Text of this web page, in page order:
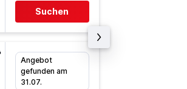
Suchen
Angebot
gefunden am
31.07.